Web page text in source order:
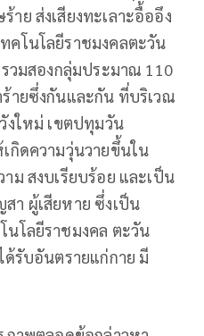
าย ส่งเสียงทะเลาะอื้ออึง
คโนโลยีราชมงคลตะวัน
วมสองกลุ่มประมาณ 110
ร้ายซึ่งกันและกัน ที่บริเวณ
งใหม่ เขตปทุมวัน
กิดความวุ่นวายขึ้นใน
ม สงบเรียบร้อย และเป็น
า ผู้เสียหาย ซึ่งเป็น
นโลยีราชมงคล ตะวัน
ด้รับอันตรายแก่กาย มี